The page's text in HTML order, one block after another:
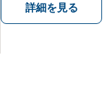
詳細を見る